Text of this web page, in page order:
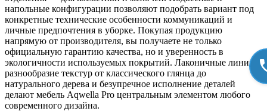
напольные конфигурации позволяют подобрать вариант под
конкретные технические особенности коммуникаций и
личные предпочтения в уборке. Покупая продукцию
напрямую от производителя, вы получаете не только
официальную гарантию качества, но и уверенность в
экологичности используемых покрытий. Лаконичные линии,
разнообразие текстур от классического глянца до
натурального дерева и безупречное исполнение деталей
делают мебель Aqwella Pro центральным элементом любого
современного дизайна.